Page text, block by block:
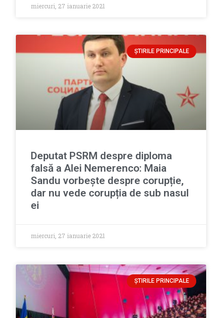
miercuri, 27 ianuarie 2021
ȘTIRILE PRINCIPALE
Deputat PSRM despre diploma
falsă a Alei Nemerenco: Maia
Sandu vorbește despre corupție,
dar nu vede corupția de sub nasul
ei
miercuri, 27 ianuarie 2021
ȘTIRILE PRINCIPALE